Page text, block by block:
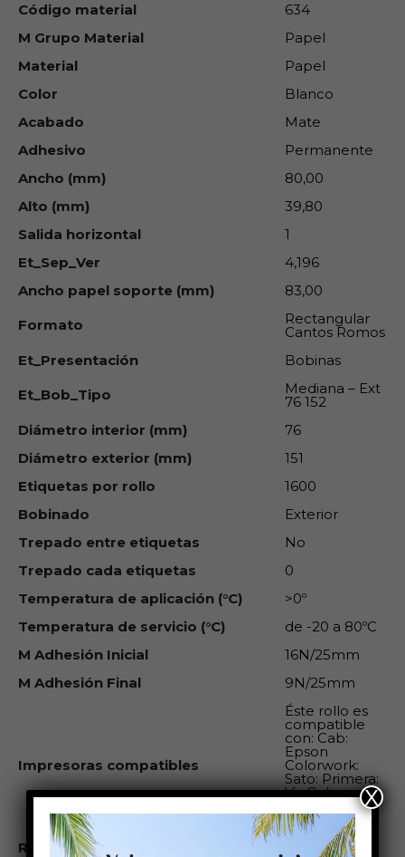
Código material
634
M Grupo Material
Papel
Material
Papel
Color
Blanco
Acabado
Mate
Adhesivo
Permanente
Ancho (mm)
80,00
Alto (mm)
39,80
Salida horizontal
1
Et_Sep_Ver
4,196
Ancho papel soporte (mm)
83,00
Formato
Rectangular
Cantos Romos
Et_Presentación
Bobinas
Et_Bob_Tipo
Mediana – Ext
76 152
Diámetro interior (mm)
76
Diámetro exterior (mm)
151
Etiquetas por rollo
1600
Bobinado
Exterior
Trepado entre etiquetas
No
Trepado cada etiquetas
0
Temperatura de aplicación (°C)
>0º
Temperatura de servicio (°C)
de -20 a 80ºC
M Adhesión Inicial
16N/25mm
M Adhesión Final
9N/25mm
Impresoras compatibles
Éste rollo es
compatible
con: Cab:
Epson
Colorwork:
Sato: Primera:
VipColor:
Zebra: Godex:
R Ancho mm
X